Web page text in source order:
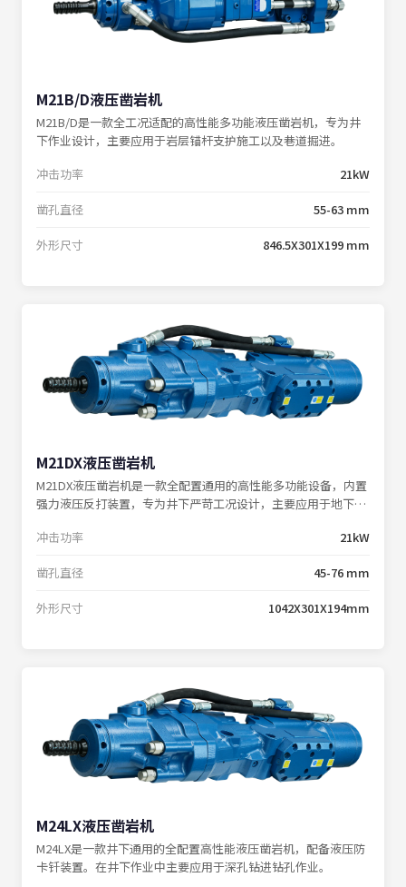
M21B/D液压凿岩机
M21B/D是一款全工况适配的高性能多功能液压凿岩机，专为井
下作业设计，主要应用于岩层锚杆支护施工以及巷道掘进。
冲击功率
21kW
凿孔直径 55-63 mm
外形尺寸 846.5X301X199 mm
M21DX液压凿岩机
M21DX液压凿岩机是一款全配置通用的高性能多功能设备，内置
强力液压反打装置，专为井下严苛工况设计，主要应用于地下掘
冲击功率
21kW
凿孔直径 45-76 mm
外形尺寸 1042X301X194mm
M24LX液压凿岩机
M24LX是一款井下通用的全配置高性能液压凿岩机，配备液压防
卡钎装置。在井下作业中主要应用于深孔钻进钻孔作业。